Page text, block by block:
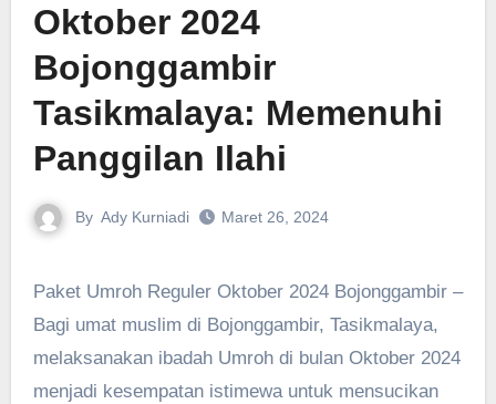
Oktober 2024
‎Bojonggambir
Tasikmalaya: Memenuhi
Panggilan Ilahi
By Ady Kurniadi Maret 26, 2024
Paket Umroh Reguler Oktober 2024 ‎Bojonggambir –
Bagi umat muslim di Bojonggambir, Tasikmalaya,
melaksanakan ibadah Umroh di bulan Oktober 2024
menjadi kesempatan istimewa untuk mensucikan